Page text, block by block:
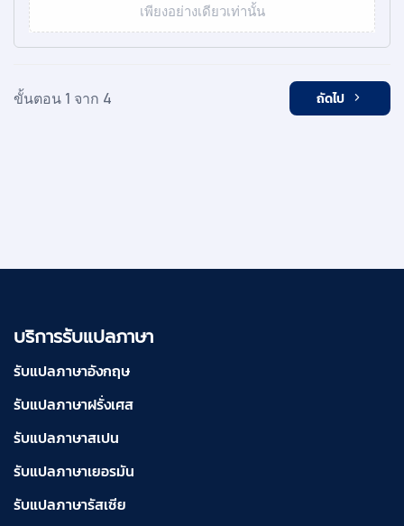
เพียงอย่างเดียวเท่านั้น
ขั้นตอน 1 จาก 4 ถัดไป
บริการรับแปลภาษา
รับแปลภาษาอังกฤษ
รับแปลภาษาฝรั่งเศส
รับแปลภาษาสเปน
รับแปลภาษาเยอรมัน
รับแปลภาษารัสเซีย